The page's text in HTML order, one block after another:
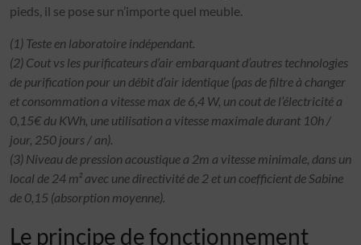
pieds, il se pose sur n’importe quel meuble.
(1) Teste en laboratoire indépendant.
(2) Cout vs les purificateurs d’air embarquant d’autres technologies
de purification pour un débit d’air identique (pas de filtre à changer
et consommation a vitesse max de 6,4 W, un cout de l’électricité a
0,15€ du KWh, une utilisation a vitesse maximale durant 10h /
jour, 250 jours / an).
(3) Niveau de pression acoustique a 2m a vitesse minimale, dans un
local de 24 m² avec une directivité de 2 et un coefficient de Sabine
de 0,15 (absorption moyenne).
Le principe de fonctionnement